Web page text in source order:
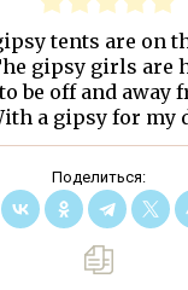
tents are on
gipsy girls are
be off and away
a gipsy for my
Поделиться: